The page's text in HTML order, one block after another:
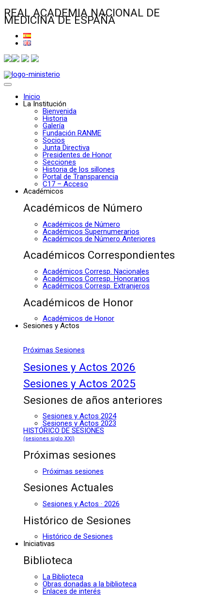
REAL ACADEMIA NACIONAL DE
MEDICINA DE ESPAÑA
Inicio
La Institución
Bienvenida
Historia
Galería
Fundación RANME
Socios
Junta Directiva
Presidentes de Honor
Secciones
Historia de los sillones
Portal de Transparencia
C17 – Acceso
Académicos
Académicos de Número
Académicos de Número
Académicos Supernumerarios
Académicos de Número Anteriores
Académicos Correspondientes
Académicos Corresp. Nacionales
Académicos Corresp. Honorarios
Académicos Corresp. Extranjeros
Académicos de Honor
Académicos de Honor
Sesiones y Actos
Próximas Sesiones
Sesiones y Actos 2026
Sesiones y Actos 2025
Sesiones de años anteriores
Sesiones y Actos 2024
Sesiones y Actos 2023
HISTÓRICO DE SESIONES
(sesiones siglo XXI)
Próximas sesiones
Próximas sesiones
Sesiones Actuales
Sesiones y Actos · 2026
Histórico de Sesiones
Histórico de Sesiones
Iniciativas
Biblioteca
La Biblioteca
Obras donadas a la biblioteca
Enlaces de interés